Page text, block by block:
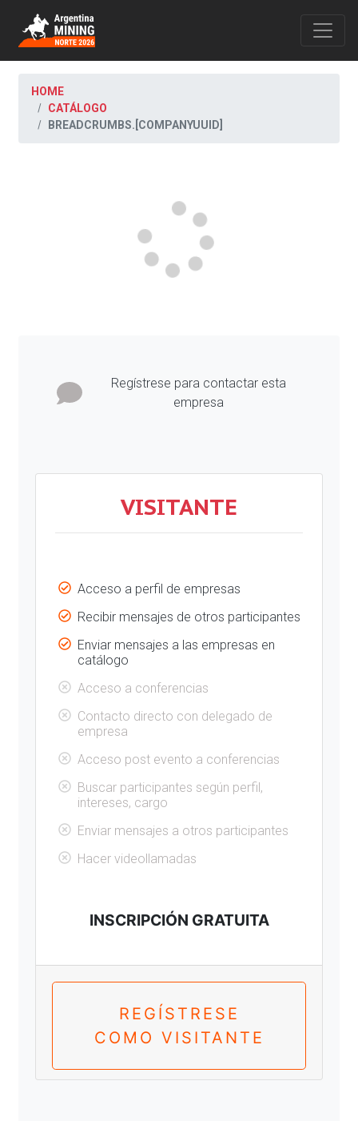
HOME
CATÁLOGO
BREADCRUMBS.[COMPANYUUID]
Regístrese para contactar esta
empresa
VISITANTE
Acceso a perfil de empresas
Recibir mensajes de otros participantes
Enviar mensajes a las empresas en
catálogo
Acceso a conferencias
Contacto directo con delegado de
empresa
Acceso post evento a conferencias
Buscar participantes según perfil,
intereses, cargo
Enviar mensajes a otros participantes
Hacer videollamadas
INSCRIPCIÓN GRATUITA
REGÍSTRESE
COMO VISITANTE